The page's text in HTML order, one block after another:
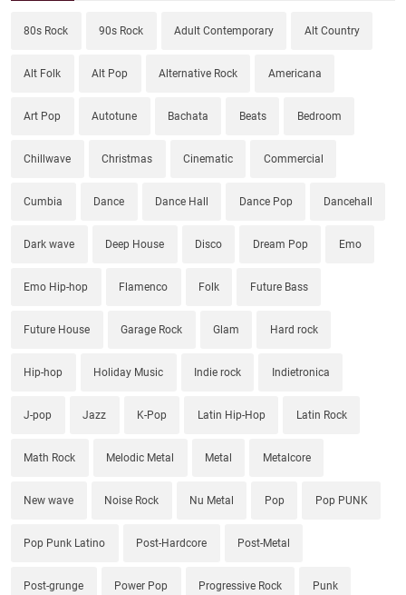
80s Rock 90s Rock Adult Contemporary Alt Country
Alt Folk Alt Pop Alternative Rock Americana
Art Pop Autotune Bachata Beats Bedroom
Chillwave Christmas Cinematic Commercial
Cumbia Dance Dance Hall Dance Pop Dancehall
Dark wave Deep House Disco Dream Pop Emo
Emo Hip-hop Flamenco Folk Future Bass
Future House Garage Rock Glam Hard rock
Hip-hop Holiday Music Indie rock Indietronica
J-pop Jazz K-Pop Latin Hip-Hop Latin Rock
Math Rock Melodic Metal Metal Metalcore
New wave Noise Rock Nu Metal Pop Pop PUNK
Pop Punk Latino Post-Hardcore Post-Metal
Post-grunge Power Pop Progressive Rock Punk